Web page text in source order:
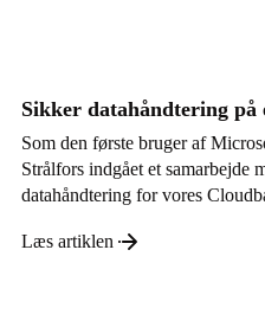
Sikker datahåndtering på
Som den første bruger af
Strålfors indgået et samarbejde
datahåndtering for vores
Læs artiklen